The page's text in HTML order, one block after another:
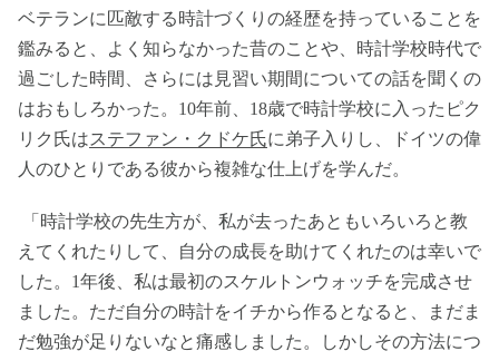
ベテランに匹敵する時計づくりの経歴を持っていることを
鑑みると、よく知らなかった昔のことや、時計学校時代で
過ごした時間、さらには見習い期間についての話を聞くの
はおもしろかった。10年前、18歳で時計学校に入ったピク
リク氏はステファン・クドケ氏に弟子入りし、ドイツの偉
人のひとりである彼から複雑な仕上げを学んだ。
「時計学校の先生方が、私が去ったあともいろいろと教
えてくれたりして、自分の成長を助けてくれたのは幸いで
した。1年後、私は最初のスケルトンウォッチを完成させ
ました。ただ自分の時計をイチから作るとなると、まだま
だ勉強が足りないなと痛感しました。しかしその方法につ